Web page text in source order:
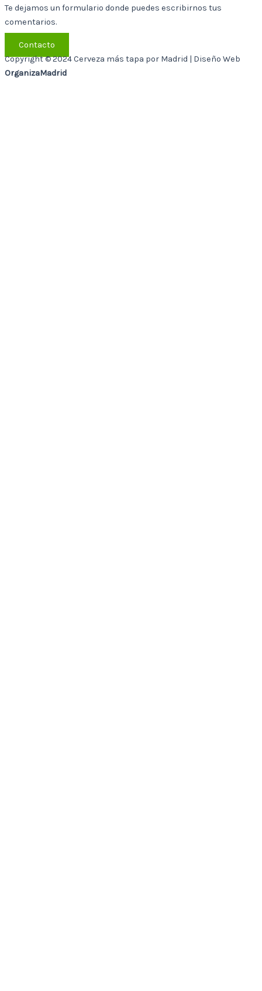
Te dejamos un formulario donde puedes escribirnos tus
comentarios.
Contacto
Copyright © 2024 Cerveza más tapa por Madrid | Diseño Web
OrganizaMadrid